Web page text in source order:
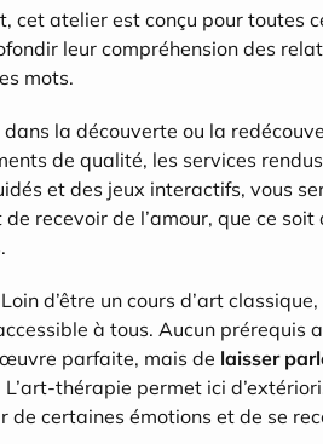
cet atelier est conçu pour toutes
leur compréhension des
mots.
la découverte ou la
de qualité, les services
et des jeux interactifs, vous
recevoir de l’amour, que ce
d’être un cours d’art
à tous. Aucun prérequis
œuvre parfaite, mais de laisser
thérapie permet ici
certaines émotions et de se